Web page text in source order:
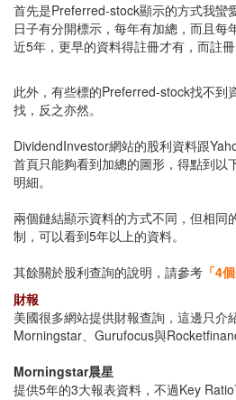
首先是Preferred-stock顯示的方式我蠻
日子有分開標示，每年有加總，而且每
近5年，更早的資料得註冊才有，而註冊
此外，有些標的Preferred-stock找不到
找，反之亦然。
DividendInvestor網站的股利資料跟
首頁只能夠看到加總的圖形，得點到以
明細。
兩個鏈結顯示資料的方式不同，但相同
制，可以看到5年以上的資料。
其餘關於股利查詢的說明，請參考 「4
財報
美國很多網站提供財報查詢，這邊只介
Morningstar、Gurufocus與
Morningstar晨星
提供5年的3大報表資料，不過Key Ratio